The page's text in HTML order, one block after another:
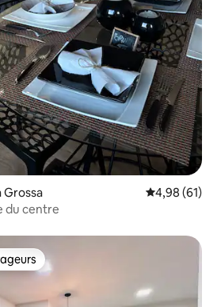
Grossa Note
4,98 (61)
du centre
parmi les plus aimés